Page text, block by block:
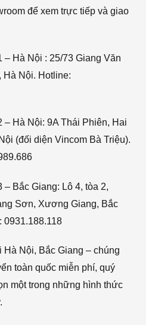
để xem trực tiếp và giao
– Hà Nội : 25/73 Giang Văn
Hà Nội. Hotline:
– Hà Nội: 9A Thái Phiên, Hai
(đối diện Vincom Bà Triệu).
Bắc Giang: Lô 4, tòa 2,
Sơn, Xương Giang, Bắc
0931.188.118
Nội, Bắc Giang – chúng
toàn quốc miễn phí, quý
một trong những hình thức